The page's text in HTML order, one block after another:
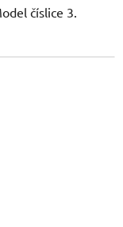
číslice 3.